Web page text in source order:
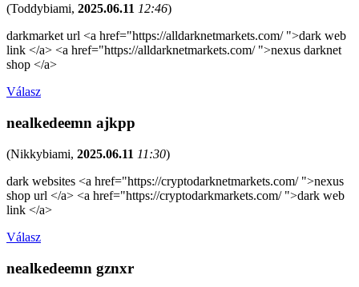
(Toddybiami, 2025.06.11 12:46)
darkmarket url <a href="https://alldarknetmarkets.com/ ">dark web
link </a> <a href="https://alldarknetmarkets.com/ ">nexus darknet
shop </a>
Válasz
nealkedeemn ajkpp
(Nikkybiami, 2025.06.11 11:30)
dark websites <a href="https://cryptodarknetmarkets.com/ ">nexus
shop url </a> <a href="https://cryptodarkmarkets.com/ ">dark web
link </a>
Válasz
nealkedeemn gznxr